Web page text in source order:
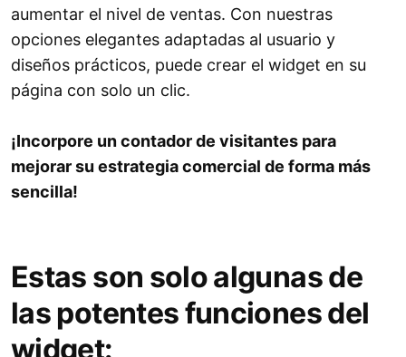
aumentar el nivel de ventas. Con nuestras
opciones elegantes adaptadas al usuario y
diseños prácticos, puede crear el widget en su
página con solo un clic.
¡Incorpore un contador de visitantes para
mejorar su estrategia comercial de forma más
sencilla!
Estas son solo algunas de
las potentes funciones del
widget: